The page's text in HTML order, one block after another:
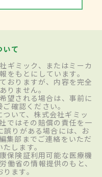
いて
ギミック、またはミーカ
をもとにしています。
おりますが、内容を完全
りません。
望される場合は、事前に
確認ください。
いて、株式会社ギミッ
ではその賠償の責任を一
誤りがある場合には、お
集部までご連絡をいただ
します。
保険証利用可能な医療機
働省の情報提供のもと、
ます。